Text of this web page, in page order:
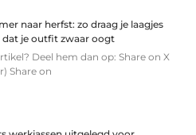
naar herfst: zo draag je laagjes
dat je outfit zwaar oogt
Deel hem dan op: Share on X
Share on